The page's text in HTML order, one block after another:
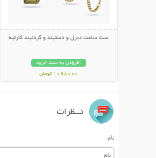
ست ساعت دیزل و دستبند و گردنبند کارتیه
افزودن به سبد خرید
1098000 تومان
نـــظرات
نام